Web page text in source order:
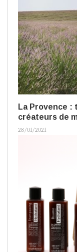
La Provence
créateurs de
28/01/2021